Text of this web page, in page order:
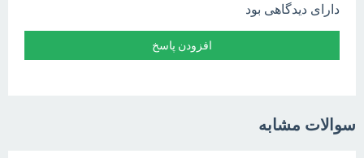
دارای دیدگاهی بود
سوالات مشابه